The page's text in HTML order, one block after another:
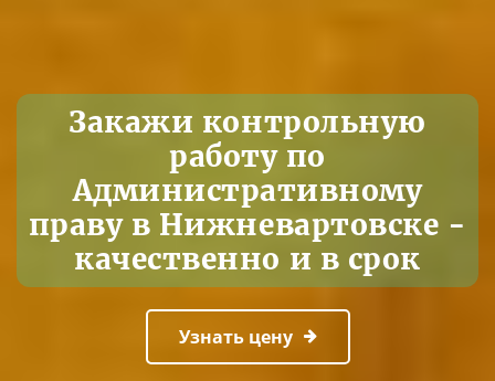
Закажи контрольную
работу по
Административному
праву в Нижневартовске -
качественно и в срок
Узнать цену